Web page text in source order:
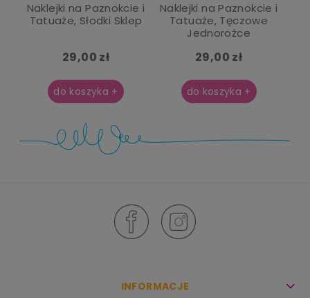
Naklejki na Paznokcie i
Tatuaże, Słodki Sklep
29,00 zł
do koszyka +
Naklejki na Paznokcie i
Tatuaże, Tęczowe
Jednorożce
29,00 zł
do koszyka +
INFORMACJE